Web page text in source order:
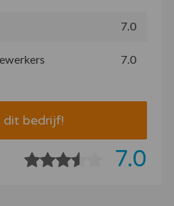
7.0
7.0
dit bedrijf!
7.0